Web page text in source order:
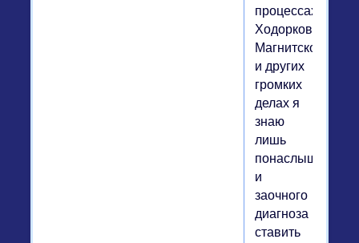
процессах
Ходорковского,
Магнитского
и других
громких
делах я
знаю
лишь
понаслышке
и
заочного
диагноза
ставить